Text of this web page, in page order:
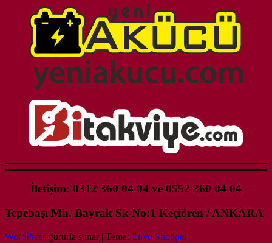
İletişim: 0312 360 04 04 ve 0552 360 04 04
Tepebaşı Mh. Bayrak Sk No:1 Keçiören / ANKARA
WordPress gururla sunar | Tema: Envo Shopper